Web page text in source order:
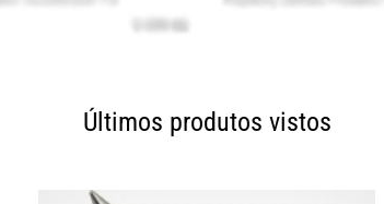
Últimos produtos vistos